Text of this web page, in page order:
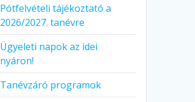
Pótfelvételi tájékoztató a
2026/2027. tanévre
Ügyeleti napok az idei
nyáron!
Tanévzáró programok